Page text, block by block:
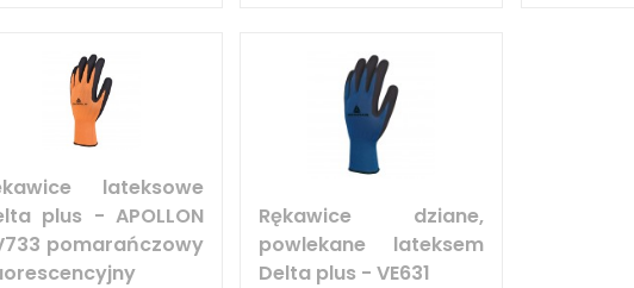
lateksowe
plus - APOLLON
pomarańczowy
Rękawice dziane,
powlekane lateksem
Delta plus - VE631